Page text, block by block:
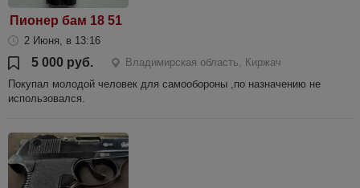
Пионер бам 18 51
2 Июня, в 13:16
5 000 руб.
Владимирская область, Киржач
Покупал молодой человек для самообороны ,по назначению не
использовался.